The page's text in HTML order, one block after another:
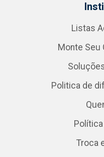
Listas
Monte Seu
Politica de
Troca